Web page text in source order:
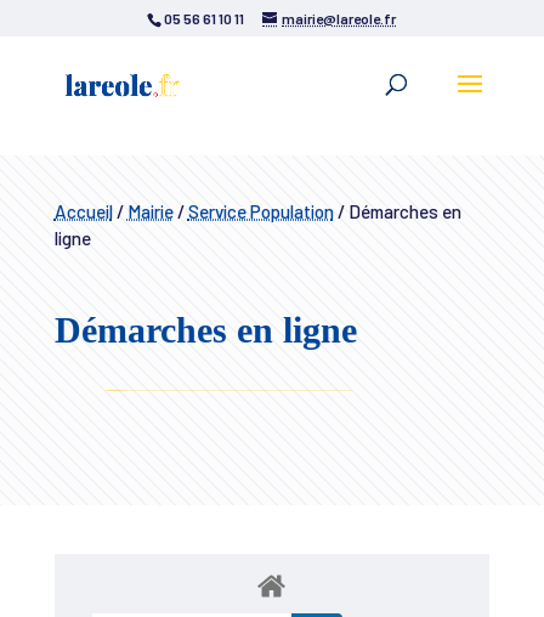
05 56 61 10 11 mairie@lareole.fr
Accueil/ Mairie/Service Population/Démarches en
ligne
Démarches en ligne